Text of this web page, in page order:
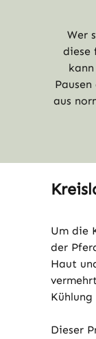
Wer
diese
aus
Um die
der
Haut
Dieser